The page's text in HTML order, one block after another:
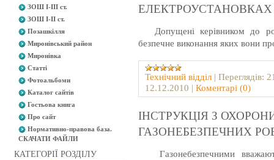
ЗОШ І-ІІІ ст.
ЗОШ І-ІІ ст.
Позашкілля
Миронівський район
Миронівка
Статті
Фотоальбоми
Каталог сайтів
Гостьова книга
Про сайт
Нормативно-правова база.
СКАЧАТИ ФАЙЛИ
КАТЕГОРІЇ РОЗДІЛУ
ЕЛЕКТРОУСТАНОВКАХ
Допущені керівником до
безпечне виконання яких вони
Технічний відділ | Переглядів:
12.12.2010 | Коментарі (0)
ІНСТРУКЦІЯ З
ГАЗОНЕБЕЗПЕЧНИХ
Газонебезпечними